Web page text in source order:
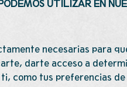
UTILIZAR EN
necesarias para
darte acceso a
como tus preferencias